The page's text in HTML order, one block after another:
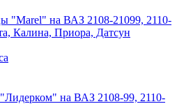
"Marel" на ВАЗ 2108-21099, 2110-
Калина, Приора, Датсун
на ВАЗ 2108-99, 2110-